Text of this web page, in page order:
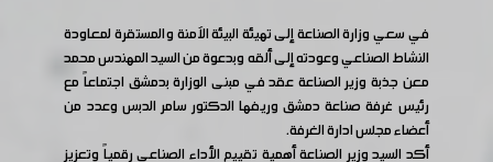
في سعي وزارة الصناعة إلى تهيئة البيئة الآمنة والمستقرة لمعاودة
النشاط الصناعي وعودته إلى ألقه وبدعوة من السيد المهندس محمد
معن جذبة وزير الصناعة عقد في مبنى الوزارة بدمشق اجتماعاً مع
رئيس غرفة صناعة دمشق وريفها الدكتور سامر الدبس وعدد من
أعضاء مجلس ادارة الغرفة.
أكد السيد وزير الصناعة أهمية تقييم الأداء الصناعي رقمياً وتعزيز